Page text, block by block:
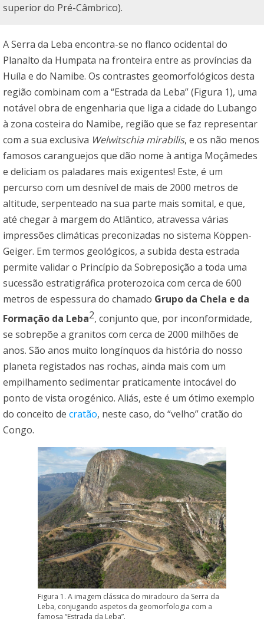
superior do Pré-Câmbrico).
A Serra da Leba encontra-se no flanco ocidental do
Planalto da Humpata na fronteira entre as províncias da
Huíla e do Namibe. Os contrastes geomorfológicos desta
região combinam com a “Estrada da Leba” (Figura 1), uma
notável obra de engenharia que liga a cidade do Lubango
à zona costeira do Namibe, região que se faz representar
com a sua exclusiva Welwitschia mirabilis, e os não menos
famosos caranguejos que dão nome à antiga Moçâmedes
e deliciam os paladares mais exigentes! Este, é um
percurso com um desnível de mais de 2000 metros de
altitude, serpenteado na sua parte mais somital, e que,
até chegar à margem do Atlântico, atravessa várias
impressões climáticas preconizadas no sistema Köppen-
Geiger. Em termos geológicos, a subida desta estrada
permite validar o Princípio da Sobreposição a toda uma
sucessão estratigráfica proterozoica com cerca de 600
metros de espessura do chamado Grupo da Chela e da
Formação da Leba2, conjunto que, por inconformidade,
se sobrepõe a granitos com cerca de 2000 milhões de
anos. São anos muito longínquos da história do nosso
planeta registados nas rochas, ainda mais com um
empilhamento sedimentar praticamente intocável do
ponto de vista orogénico. Aliás, este é um ótimo exemplo
do conceito de cratão, neste caso, do “velho” cratão do
Congo.
Figura 1. A imagem clássica do miradouro da Serra da
Leba, conjugando aspetos da geomorfologia com a
famosa “Estrada da Leba”.